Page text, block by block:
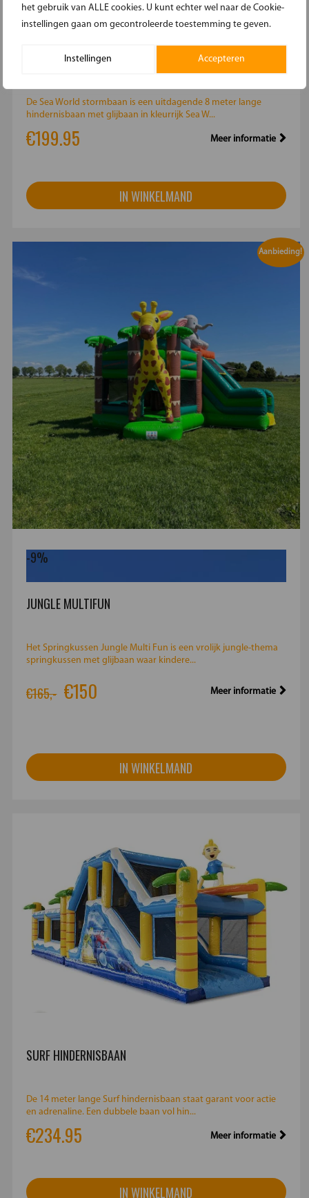
het gebruik van ALLE cookies. U kunt echter wel naar de Cookie-
instellingen gaan om gecontroleerde toestemming te geven.
Instellingen Accepteren
SEA WORLD
De Sea World stormbaan is een uitdagende 8 meter lange
hindernisbaan met glijbaan in kleurrijk Sea W...
€199.95 Meer informatie
IN WINKELMAND
Aanbieding!
-9%
JUNGLE MULTIFUN
Het Springkussen Jungle Multi Fun is een vrolijk jungle-thema
springkussen met glijbaan waar kindere...
€165,- €150 Meer informatie
IN WINKELMAND
SURF HINDERNISBAAN
De 14 meter lange Surf hindernisbaan staat garant voor actie
en adrenaline. Een dubbele baan vol hin...
€234.95 Meer informatie
IN WINKELMAND